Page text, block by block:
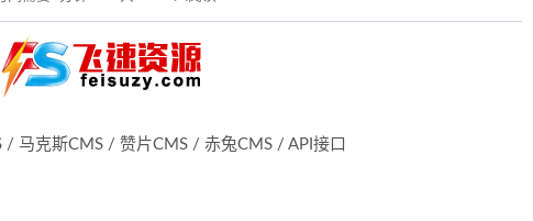
马克斯CMS / 赞片CMS / 赤兔CMS / API接口